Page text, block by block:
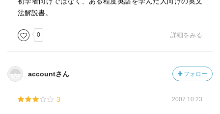
が出てきて、「少々俗語すぎるきらいがあるので」(p.266)
それはともかく、あと勉強になったのは「疑問詞＋to不定
詞」はbe to不定詞、というのが勉強になった。つまりI
(p.133)ということ。あと見たことなかったのはp.149の
She came of a Sunday. とか。aも去ることながら、of a
の話があったが、学生の時に副詞的対格とか副詞的属格と
法解説書。
0 詳細をみる
accountさん フォロー
3 2007.10.23